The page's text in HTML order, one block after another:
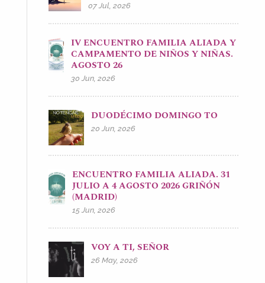
07 Jul, 2026
IV ENCUENTRO FAMILIA ALIADA Y
CAMPAMENTO DE NIÑOS Y NIÑAS.
AGOSTO 26
30 Jun, 2026
DUODÉCIMO DOMINGO TO
20 Jun, 2026
ENCUENTRO FAMILIA ALIADA. 31
JULIO A 4 AGOSTO 2026 GRIÑÓN
(MADRID)
15 Jun, 2026
VOY A TI, SEÑOR
26 May, 2026